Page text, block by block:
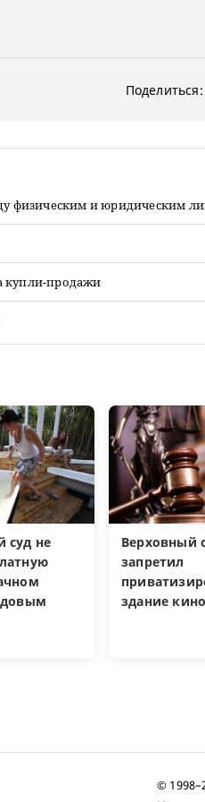
Поделиться:
физическим и юридическим
купли-продажи
суд не
Верховный
запретил
здание
©